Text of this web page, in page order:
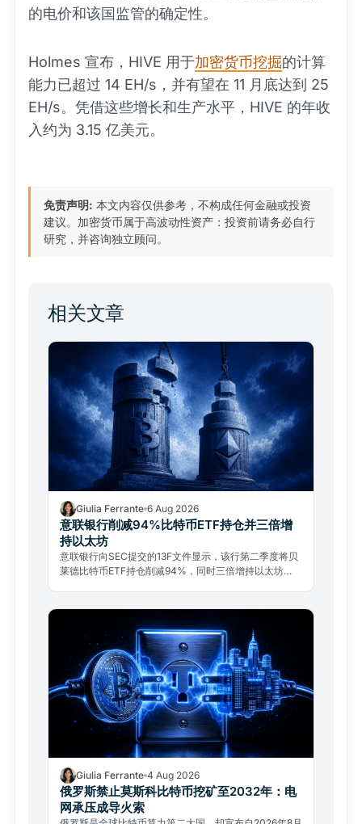
的电价和该国监管的确定性。
Holmes 宣布，HIVE 用于加密货币挖掘的计算
能力已超过 14 EH/s，并有望在 11 月底达到 25
EH/s。凭借这些增长和生产水平，HIVE 的年收
入约为 3.15 亿美元。
免责声明: 本文内容仅供参考，不构成任何金融或投资
建议。加密货币属于高波动性资产：投资前请务必自行
研究，并咨询独立顾问。
相关文章
Giulia Ferrante 6 Aug 2026
意联银行削减94%比特币ETF持仓并三倍增
持以太坊
意联银行向SEC提交的13F文件显示，该行第二季度将贝
莱德比特币ETF持仓削减94%，同时三倍增持以太坊
Giulia Ferrante 4 Aug 2026
俄罗斯禁止莫斯科比特币挖矿至2032年：电
网承压成导火索